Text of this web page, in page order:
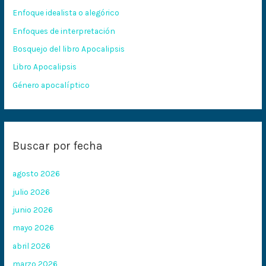
p
o
r
:
Enfoque idealista o alegórico
Enfoques de interpretación
Bosquejo del libro Apocalipsis
Libro Apocalipsis
Género apocalíptico
Buscar por fecha
agosto 2026
julio 2026
junio 2026
mayo 2026
abril 2026
marzo 2026